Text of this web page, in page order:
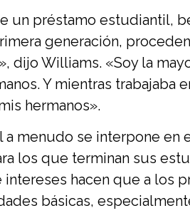
un préstamo estudiantil,
generación,
dijo Williams. «Soy la
Y mientras trabajaba
hermanos».
menudo se interpone en
los que terminan sus
hacen que a los
básicas,